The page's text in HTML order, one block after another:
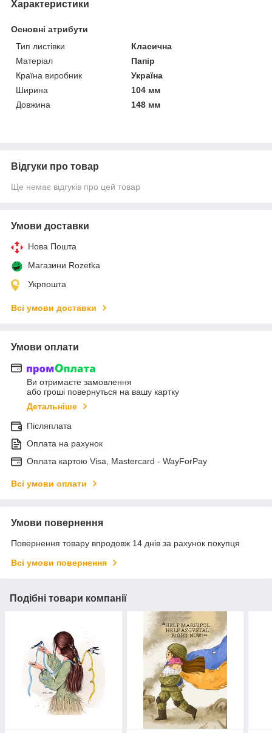
Характеристики
Основні атрибути
Тип листівки
Класична
Матеріал
Папір
Країна виробник
Україна
Ширина
104 мм
Довжина
148 мм
Відгуки про товар
Ще немає відгуків про цей товар
Умови доставки
Нова Пошта
Магазини Rozetka
Укрпошта
Всі умови доставки
Умови оплати
Ви отримаєте замовлення
або гроші повернуться на вашу картку
Детальніше
Післяплата
Оплата на рахунок
Оплата картою Visa, Mastercard - WayForPay
Всі умови оплати
Умови повернення
Повернення товару впродовж 14 днів за рахунок покупця
Всі умови повернення
Подібні товари компанії